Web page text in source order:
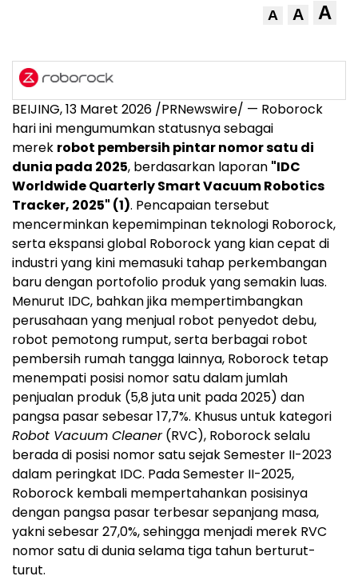
A A A
BEIJING,13 Maret 2026 /PRNewswire/ — Roborock
hari ini mengumumkan statusnya sebagai
merek robot pembersih pintar nomor satu di
dunia pada 2025, berdasarkan laporan "IDC
Worldwide Quarterly Smart Vacuum Robotics
Tracker, 2025" (1). Pencapaian tersebut
mencerminkan kepemimpinan teknologi Roborock,
serta ekspansi global Roborock yang kian cepat di
industri yang kini memasuki tahap perkembangan
baru dengan portofolio produk yang semakin luas.
Menurut IDC, bahkan jika mempertimbangkan
perusahaan yang menjual robot penyedot debu,
robot pemotong rumput, serta berbagai robot
pembersih rumah tangga lainnya, Roborock tetap
menempati posisi nomor satu dalam jumlah
penjualan produk (5,8 juta unit pada 2025) dan
pangsa pasar sebesar 17,7%. Khusus untuk kategori
Robot Vacuum Cleaner(RVC), Roborock selalu
berada di posisi nomor satu sejak Semester II-2023
dalam peringkat IDC. Pada Semester II-2025,
Roborock kembali mempertahankan posisinya
dengan pangsa pasar terbesar sepanjang masa,
yakni sebesar 27,0%, sehingga menjadi merek RVC
nomor satu di dunia selama tiga tahun berturut-
turut.